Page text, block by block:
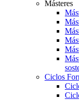
Másteres
Ciclos